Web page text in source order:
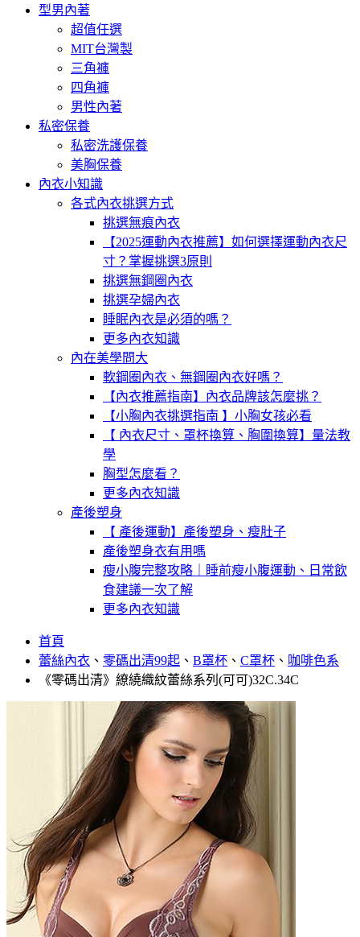
型男內著
超值任選
MIT台灣製
三角褲
四角褲
男性內著
私密保養
私密洗護保養
美胸保養
內衣小知識
各式內衣挑選方式
挑選無痕內衣
【2025運動內衣推薦】如何選擇運動內衣尺
寸？掌握挑選3原則
挑選無鋼圈內衣
挑選孕婦內衣
睡眠內衣是必須的嗎？
更多內衣知識
內在美學問大
軟鋼圈內衣、無鋼圈內衣好嗎？
【內衣推薦指南】內衣品牌該怎麼挑？
【小胸內衣挑選指南 】小胸女孩必看
【 內衣尺寸、罩杯換算、胸圍換算】量法教
學
胸型怎麼看？
更多內衣知識
產後塑身
【 產後運動】產後塑身、瘦肚子
產後塑身衣有用嗎
瘦小腹完整攻略｜睡前瘦小腹運動、日常飲
食建議一次了解
更多內衣知識
首頁
蕾絲內衣 、 零碼出清99起 、 B罩杯 、 C罩杯 、 咖啡色系
《零碼出清》繚繞織紋蕾絲系列(可可)32C.34C